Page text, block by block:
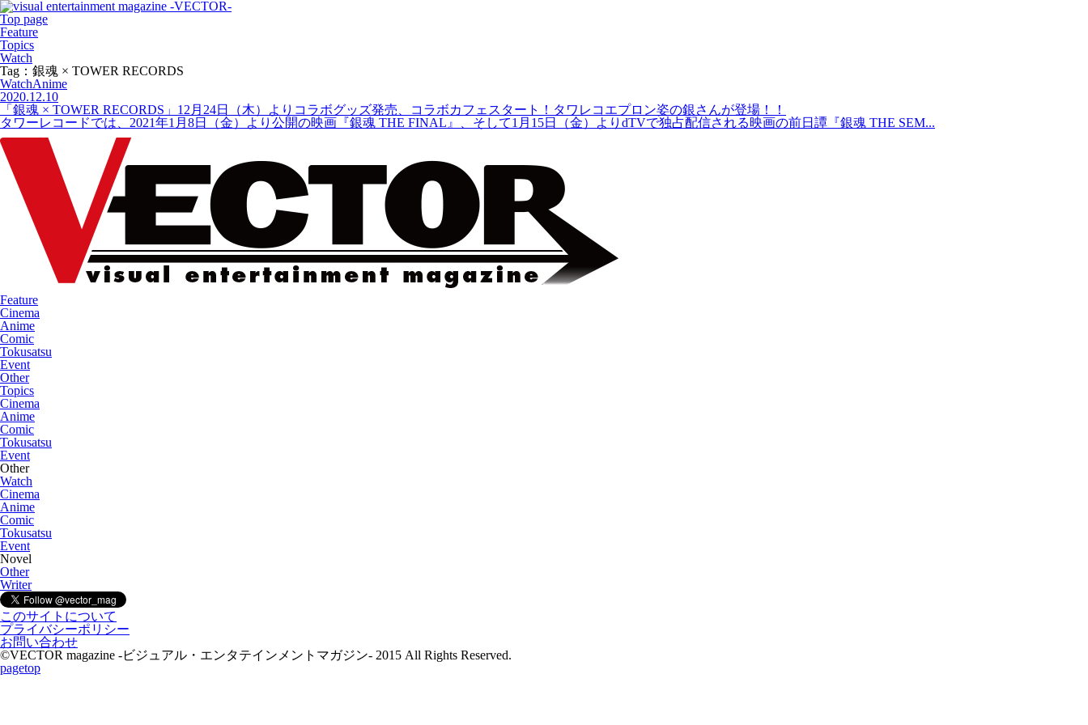
Top page
Feature
Topics
Watch
Tag：銀魂 × TOWER RECORDS
WatchAnime
2020.12.10
「銀魂 × TOWER RECORDS」12月24日（木）よりコラボグッズ発売、コラボカフェスタート！タワレコエプロン姿の銀さんが登場！！
タワーレコードでは、2021年1月8日（金）より公開の映画『銀魂 THE FINAL』、そして1月15日（金）よりdTVで独占配信される映画の前日譚『銀魂 THE SEM...
Feature
Cinema
Anime
Comic
Tokusatsu
Event
Other
Topics
Cinema
Anime
Comic
Tokusatsu
Event
Other
Watch
Cinema
Anime
Comic
Tokusatsu
Event
Novel
Other
Writer
このサイトについて
プライバシーポリシー
お問い合わせ
©VECTOR magazine -ビジュアル・エンタテインメントマガジン- 2015 All Rights Reserved.
pagetop